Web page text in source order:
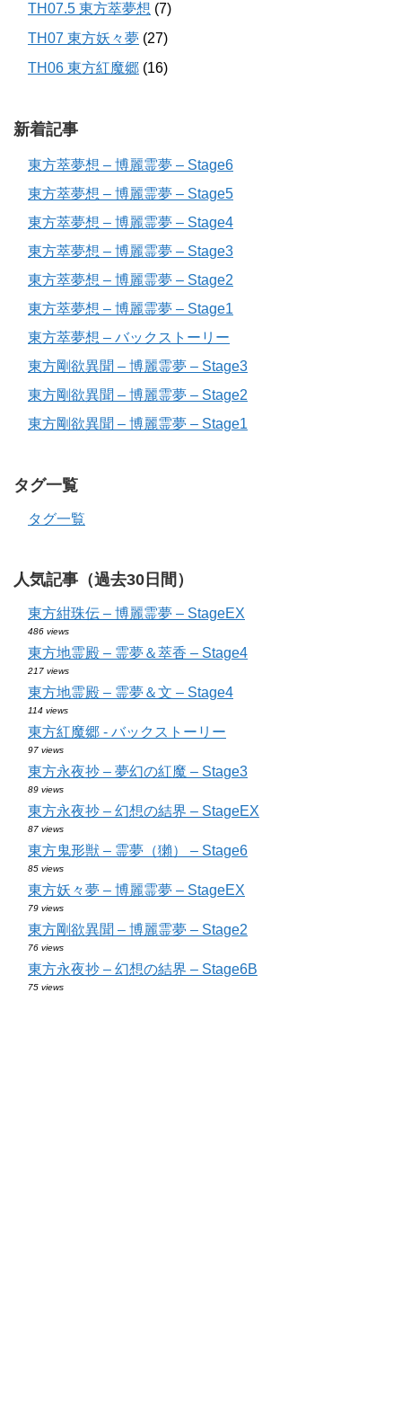
TH07.5 東方萃夢想 (7)
TH07 東方妖々夢 (27)
TH06 東方紅魔郷 (16)
新着記事
東方萃夢想 – 博麗霊夢 – Stage6
東方萃夢想 – 博麗霊夢 – Stage5
東方萃夢想 – 博麗霊夢 – Stage4
東方萃夢想 – 博麗霊夢 – Stage3
東方萃夢想 – 博麗霊夢 – Stage2
東方萃夢想 – 博麗霊夢 – Stage1
東方萃夢想 – バックストーリー
東方剛欲異聞 – 博麗霊夢 – Stage3
東方剛欲異聞 – 博麗霊夢 – Stage2
東方剛欲異聞 – 博麗霊夢 – Stage1
タグ一覧
タグ一覧
人気記事（過去30日間）
東方紺珠伝 – 博麗霊夢 – StageEX
486 views
東方地霊殿 – 霊夢＆萃香 – Stage4
217 views
東方地霊殿 – 霊夢＆文 – Stage4
114 views
東方紅魔郷 - バックストーリー
97 views
東方永夜抄 – 夢幻の紅魔 – Stage3
89 views
東方永夜抄 – 幻想の結界 – StageEX
87 views
東方鬼形獣 – 霊夢（獺） – Stage6
85 views
東方妖々夢 – 博麗霊夢 – StageEX
79 views
東方剛欲異聞 – 博麗霊夢 – Stage2
76 views
東方永夜抄 – 幻想の結界 – Stage6B
75 views